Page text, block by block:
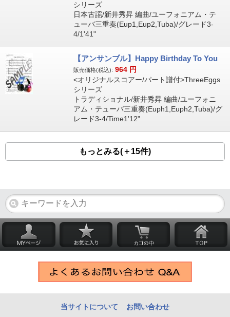
シリーズ
日本古謡/新井秀昇 編曲/ユーフォニアム・テ
ューバ三重奏(Eup1,Eup2,Tuba)/グレード3-
4/1'41"
【アンサンブル】Happy Birthday To You
販売価格(税込): 964 円
<オリジナルスコアー/パート譜付>ThreeEggs
シリーズ
トラディショナル/新井秀昇 編曲/ユーフォニ
アム・テューバ三重奏(Euph1,Euph2,Tuba)/グ
レード3-4/Time1'12"
もっとみる(＋15件)
当サイトについて お問い合わせ